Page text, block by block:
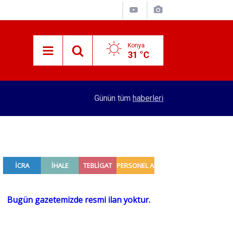
Konya
31 °C
KTO Başkanı Öztürk’ten Mekpan Panel’e ziyaret
Günün tüm haberleri